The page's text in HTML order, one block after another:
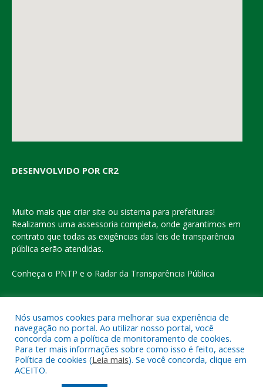
DESENVOLVIDO POR CR2
Muito mais que criar site ou sistema para prefeituras!
Realizamos uma assessoria completa, onde garantimos em
contrato que todas as exigências das leis de transparência
pública serão atendidas.
Conheça o PNTP e o Radar da Transparência Pública
Todos os direitos reservados a Prefeitura Municipal de Eldorado
do Carajás
Mapa do Site
Acessar o Webmail
Nós usamos cookies para melhorar sua experiência de
navegação no portal. Ao utilizar nosso portal, você
concorda com a política de monitoramento de cookies.
Para ter mais informações sobre como isso é feito, acesse
Política de cookies (Leia mais). Se você concorda, clique em
ACEITO.